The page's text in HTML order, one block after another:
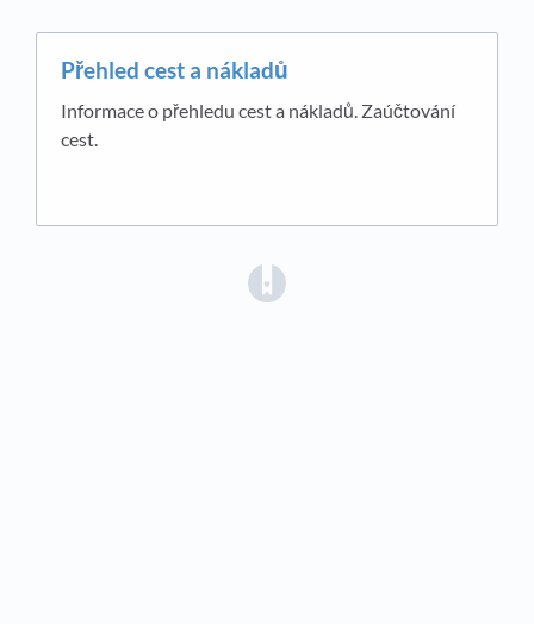
Přehled cest a nákladů
Informace o přehledu cest a nákladů. Zaúčtování
cest.